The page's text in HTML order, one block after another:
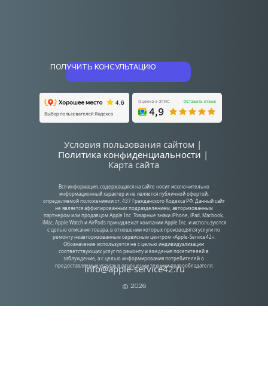
© 2026
info@apple-service42.ru
Вся информация, содержащаяся на сайте носит исключительно
информационный характер и не является публичной офертой,
определяемой положениями ст. 437 Гражданского Кодекса РФ. Данный сайт
не является аффилированным подразделением, авторизованным
партнером или продавцом Apple Inc. Товарные знаки iPhone, iPad, Macbook,
iMac, Apple Watch и AirPods принадлежат компании Apple Inc. и используются
с целью описания товара, в отношении которых производятся услуги по
ремонту неавторизованным сервисным центром «Apple-Service42».
Обозначение используется не с целью индивидуализации
соответствующих услуг по ремонту и введения посетителей в
заблуждение, а с целью информирования потребителей о
предоставляемых услугах в отношении техники правообладателя.
Политика конфиденциальности |
Карта сайта
ПОЛУЧИТЬ КОНСУЛЬТАЦИЮ